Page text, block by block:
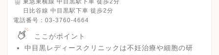
日比谷線 中目黒駅下車 徒歩2分
電話番号： 03-3760-4664
ここがポイント
中目黒レディースクリニックは不妊治療や細胞の研